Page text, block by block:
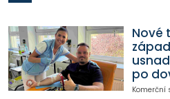
Nové
po
Komerční